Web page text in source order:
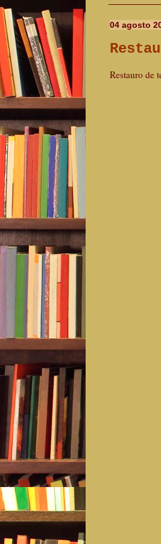
04 agosto
Restauro de